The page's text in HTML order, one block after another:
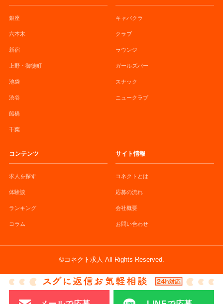
銀座
六本木
新宿
上野・御徒町
池袋
渋谷
船橋
千葉
キャバクラ
クラブ
ラウンジ
ガールズバー
スナック
ニュークラブ
コンテンツ
求人を探す
体験談
ランキング
コラム
サイト情報
コネクトとは
応募の流れ
会社概要
お問い合わせ
©コネクト求人 All Rights Reserved.